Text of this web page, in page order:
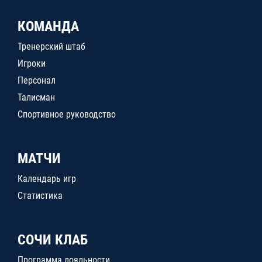
КОМАНДА
Тренерский штаб
Игроки
Персонал
Талисман
Спортивное руководство
МАТЧИ
Календарь игр
Статистика
СОЧИ КЛАБ